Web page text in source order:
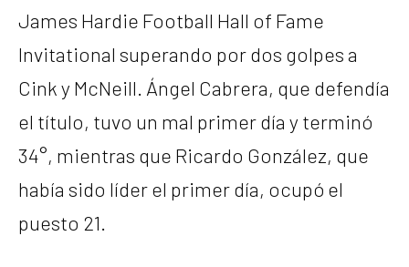
James Hardie Football Hall of Fame
Invitational superando por dos golpes a
Cink y McNeill. Ángel Cabrera, que defendía
el título, tuvo un mal primer día y terminó
34°, mientras que Ricardo González, que
había sido líder el primer día, ocupó el
puesto 21.